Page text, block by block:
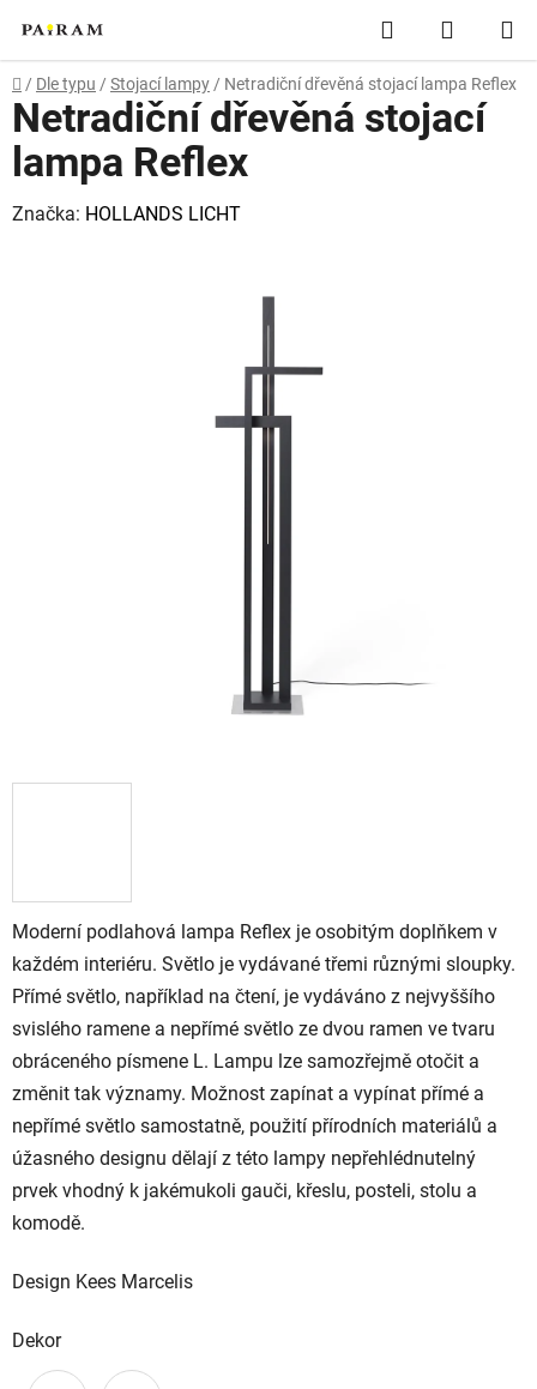
obsah
Hledat
KOŠÍK
Domů
/ Dle typu / Stojací lampy / Netradiční dřevěná stojací lampa Reflex
Moderní podlahová lampa Reflex je osobitým doplňkem v
každém interiéru. Světlo je vydávané třemi různými sloupky.
Přímé světlo, například na čtení, je vydáváno z nejvyššího
svislého ramene a nepřímé světlo ze dvou ramen ve tvaru
obráceného písmene L. Lampu lze samozřejmě otočit a
změnit tak významy. Možnost zapínat a vypínat přímé a
nepřímé světlo samostatně, použití přírodních materiálů a
úžasného designu dělají z této lampy nepřehlédnutelný
prvek vhodný k jakémukoli gauči, křeslu, posteli, stolu a
komodě.
Design Kees Marcelis
Dekor
Netradiční dřevěná stojací
lampa Reflex
Značka: HOLLANDS LICHT